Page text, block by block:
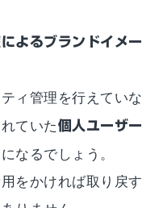
よるブランドイメー
ィ管理を行えていな
ていた個人ユーザー
なるでしょう。
をかければ取り戻す